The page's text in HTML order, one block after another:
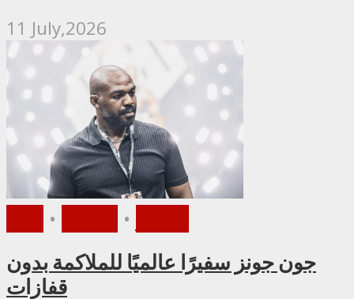
11 July,2026
• •
جون جونز سفيرًا عالميًا للملاكمة بدون
قفازات